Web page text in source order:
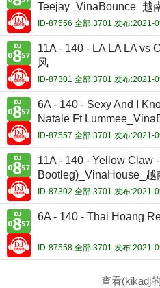
Teejay_VinaBounce_越
ID-87556 全部:3701 发布:2021-
11A - 140 - LA LA LA vs
风
ID-87301 全部:3701 发布:2021-
6A - 140 - Sexy And I
Natale Ft
ID-87557 全部:3701 发布:2021-
11A - 140 - Yellow Claw
Bootleg)_VinaHouse_越
ID-87302 全部:3701 发布:2021-
6A - 140 - Thai Hoang
ID-87558 全部:3701 发布:2021-
查看(kikadj